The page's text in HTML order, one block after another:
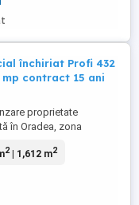
închiriat Profi 432
mp contract 15 ani
proprietate
în Oradea, zona
și acces facil.
lanțuri de
România, ceea ce
2| 1,612 m2